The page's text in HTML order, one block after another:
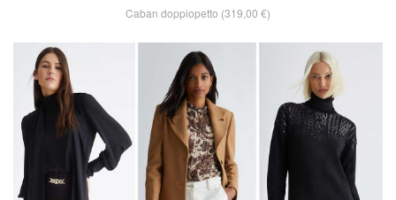
Caban doppiopetto (319,00 €)